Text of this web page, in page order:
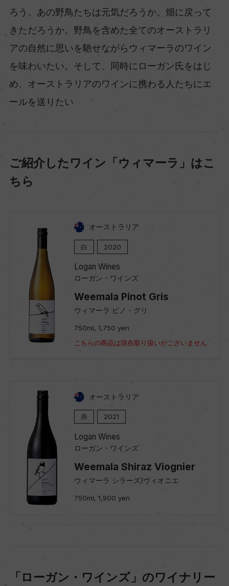
ろう。あの野鳥たちは元気だろうか。畑に戻って
きただろうか。野鳥を含めた全てのオーストラリ
アの自然に思いを馳せながらウィマーラのワイン
を味わいたい。そして、同時にローガン氏をはじ
め、オーストラリアのワインに携わる人たちにエ
ールを送りたい
ご紹介したワイン「ウィマーラ」はこ
ちら
オーストラリア
白 2020
Logan Wines
ローガン・ワインズ
Weemala Pinot Gris
ウィマーラ ピノ・グリ
750ml, 1,750 yen
こちらの商品は現在取り扱いがございません
オーストラリア
赤 2021
Logan Wines
ローガン・ワインズ
Weemala Shiraz Viognier
ウィマーラ シラーズ/ヴィオニエ
750ml, 1,900 yen
「ローガン・ワインズ」のワイナリー